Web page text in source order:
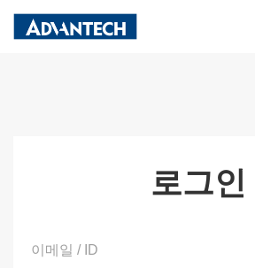
로그인
이메일 / ID